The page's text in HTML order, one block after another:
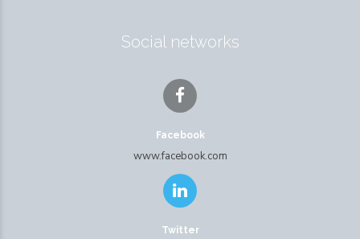
Social networks
Facebook
www.facebook.com
Twitter